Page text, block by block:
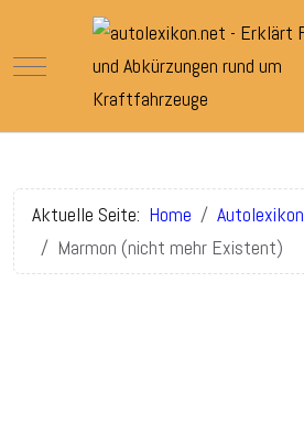
Mobile Menu Toggle
Aktuelle Seite: Home Autolexikon
Marmon (nicht mehr Existent)